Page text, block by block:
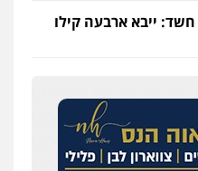
חשד: ייבא ארבעה קילו